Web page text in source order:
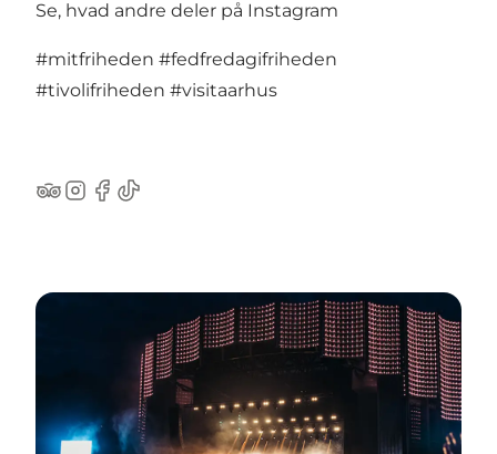
Se, hvad andre deler på Instagram
#mitfriheden #fedfredagifriheden
#tivolifriheden #visitaarhus
TripAdvisor
Instagram
Facebook
TikTok